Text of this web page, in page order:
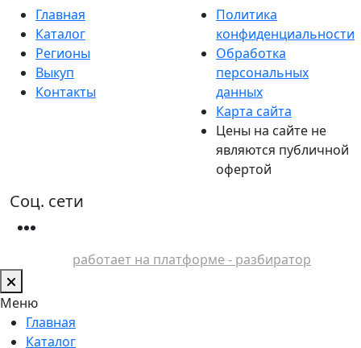
Главная
Каталог
Регионы
Выкуп
Контакты
Политика
конфиденциальности
Обработка
персональных
данных
Карта сайта
Цены на сайте не
являются публичной
офертой
Соц. сети
работает на платформе - разбиратор
Меню
Главная
Каталог